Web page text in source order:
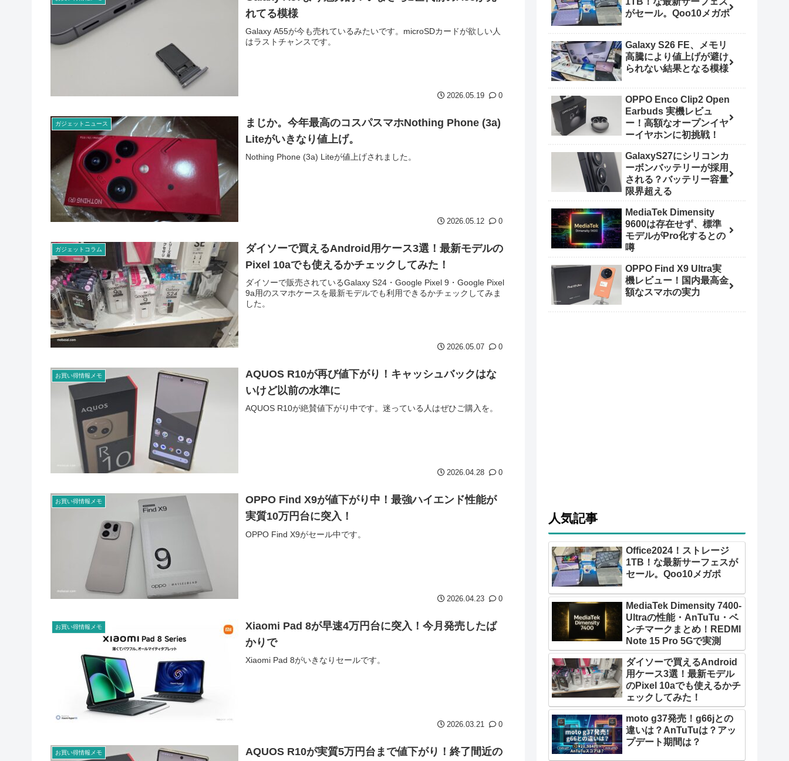
れてる模様
Galaxy A55が今も売れているみたいです。microSDカードが欲しい人
はラストチャンスです。
2026.05.19 0
ガジェットニュース
まじか。今年最高のコスパスマホNothing Phone (3a)
Liteがいきなり値上げ。
Nothing Phone (3a) Liteが値上げされました。
2026.05.12 0
ガジェットコラム
ダイソーで買えるAndroid用ケース3選！最新モデルの
Pixel 10aでも使えるかチェックしてみた！
ダイソーで販売されているGalaxy S24・Google Pixel 9・Google Pixel
9a用のスマホケースを最新モデルでも利用できるかチェックしてみま
した。
2026.05.07 0
お買い得情報メモ
AQUOS R10が再び値下がり！キャッシュバックはな
いけど以前の水準に
AQUOS R10が絶賛値下がり中です。迷っている人はぜひご購入を。
2026.04.28 0
お買い得情報メモ
OPPO Find X9が値下がり中！最強ハイエンド性能が
実質10万円台に突入！
OPPO Find X9がセール中です。
2026.04.23 0
お買い得情報メモ
Xiaomi Pad 8が早速4万円台に突入！今月発売したば
かりで
Xiaomi Pad 8がいきなりセールです。
2026.03.21 0
お買い得情報メモ
AQUOS R10が実質5万円台まで値下がり！終了間近の
がセール。Qoo10メガポ
Galaxy S26 FE、メモリ
高騰により値上げが避け
られない結果となる模様
OPPO Enco Clip2 Open
Earbuds 実機レビュ
ー！高額なオープンイヤ
ーイヤホンに初挑戦！
GalaxyS27にシリコンカ
ーボンバッテリーが採用
される？バッテリー容量
限界超える
MediaTek Dimensity
9600は存在せず、標準
モデルがPro化するとの
噂
OPPO Find X9 Ultra実
機レビュー！国内最高金
額なスマホの実力
人気記事
Office2024！ストレージ
1TB！な最新サーフェスが
セール。Qoo10メガポ
MediaTek Dimensity 7400-
Ultraの性能・AnTuTu・ベ
ンチマークまとめ！REDMI
Note 15 Pro 5Gで実測
ダイソーで買えるAndroid
用ケース3選！最新モデル
のPixel 10aでも使えるかチ
ェックしてみた！
moto g37発売！g66jとの
違いは？AnTuTuは？アッ
プデート期間は？